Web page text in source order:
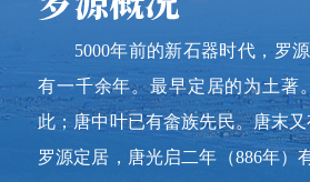
5000年前的新石器时代，罗源
有一千余年。最早定居的为土著
此；唐中叶已有畲族先民。唐末
罗源定居，唐光启二年（886年）